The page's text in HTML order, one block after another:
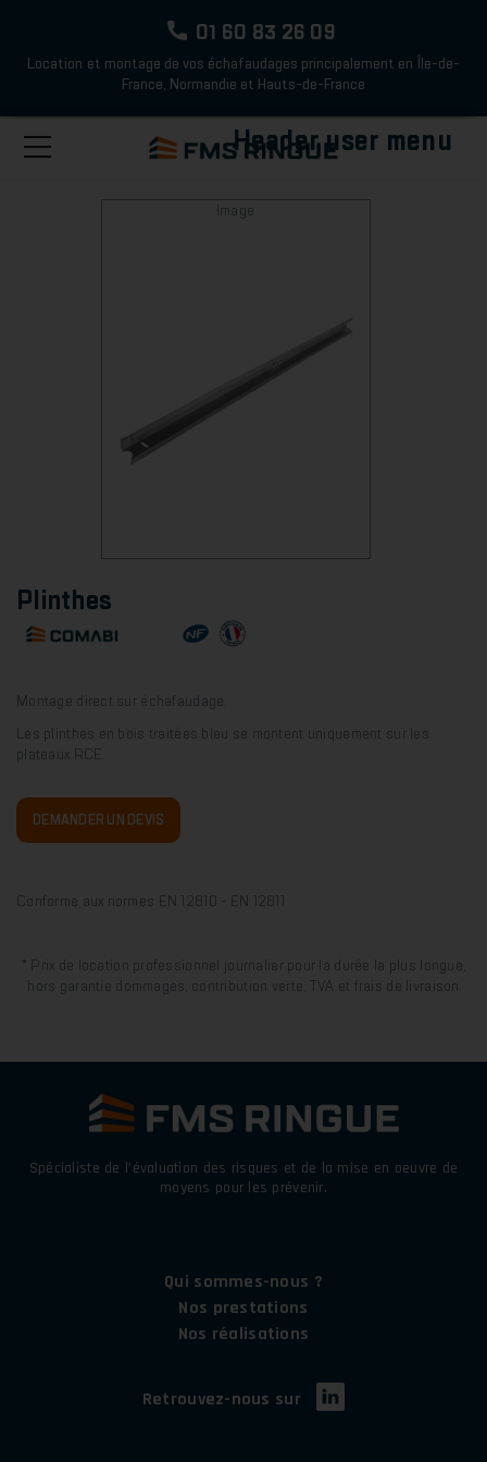
01 60 83 26 09
Location et montage de vos échafaudages principalement en Île-de-
France, Normandie et Hauts-de-France
Header user menu
Toggle
Nos Produits En Location
Echafaudages Fixes
Pièces Détachées
Plinthes
Image
Plinthes
Montage direct sur échafaudage.
Les plinthes en bois traitées bleu se montent uniquement sur les
plateaux RCE.
DEMANDER UN DEVIS
Conforme aux normes EN 12810 - EN 12811
* Prix de location professionnel journalier pour la durée la plus longue,
hors garantie dommages, contribution verte, TVA et frais de livraison
Spécialiste de l'évaluation des risques et de la mise en oeuvre de
moyens pour les prévenir.
Qui sommes-nous ?
Nos prestations
Nos réalisations
Retrouvez-nous sur